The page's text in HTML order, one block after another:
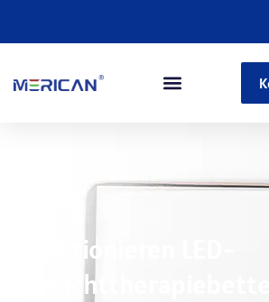
Funktionieren LED-